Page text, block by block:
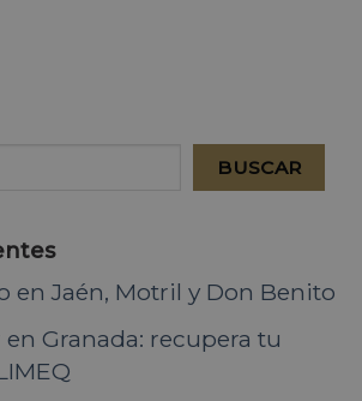
BUSCAR
en Jaén, Motril y Don Benito
Granada: recupera tu